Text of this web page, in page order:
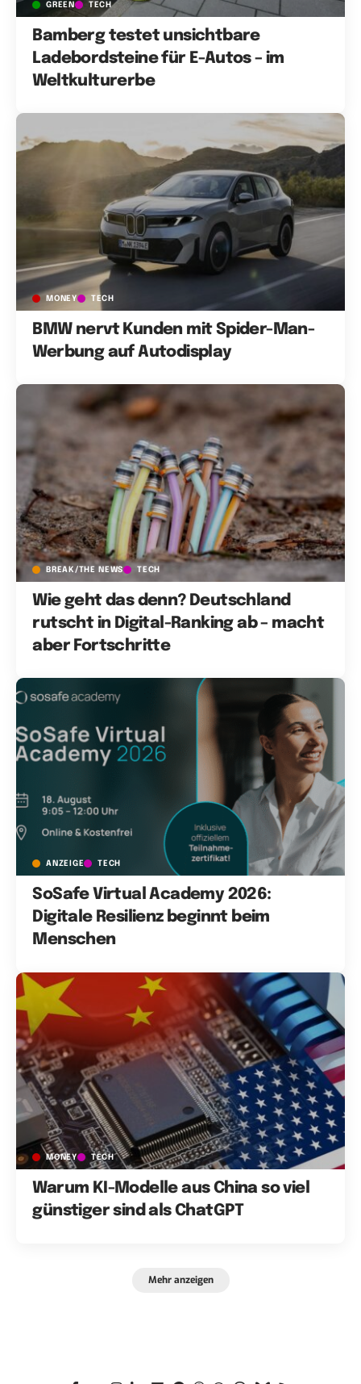
GREEN TECH
Bamberg testet unsichtbare
Ladebordsteine für E-Autos – im
Weltkulturerbe
MONEY TECH
BMW nervt Kunden mit Spider-Man-
Werbung auf Autodisplay
BREAK/THE NEWS TECH
Wie geht das denn? Deutschland
rutscht in Digital-Ranking ab – macht
aber Fortschritte
ANZEIGE TECH
SoSafe Virtual Academy 2026:
Digitale Resilienz beginnt beim
Menschen
MONEY TECH
Warum KI-Modelle aus China so viel
günstiger sind als ChatGPT
Mehr anzeigen